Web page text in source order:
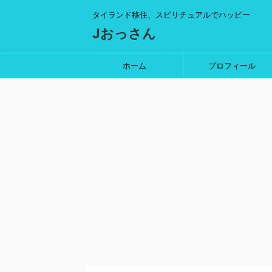
タイランド移住、スピリチュアルでハッピー
Jおっさん
ホーム プロフィール